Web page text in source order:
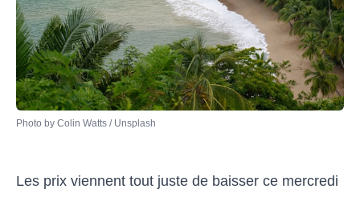
Photo by Colin Watts / Unsplash
Les prix viennent tout juste de baisser ce mercredi